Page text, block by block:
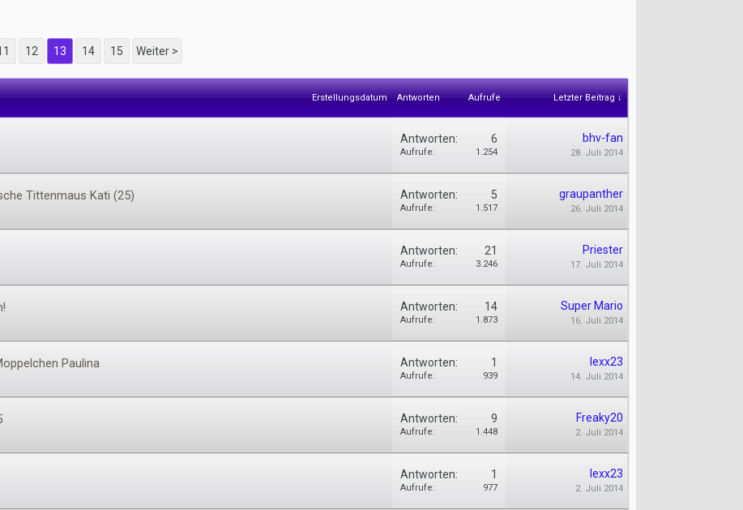
12 13 14 15 Weiter >
Erstellungsdatum Antworten Aufrufe Letzter Beitrag ↓
Antworten: 6
Aufrufe: 1.254
bhv-fan
28. Juli 2014
Tittenmaus Kati (25) Antworten: 5
Aufrufe: 1.517
graupanther
26. Juli 2014
Antworten: 21
Aufrufe: 3.246
Priester
17. Juli 2014
Antworten: 14
Aufrufe: 1.873
Super Mario
16. Juli 2014
Paulina Antworten: 1
Aufrufe: 939
lexx23
14. Juli 2014
Antworten: 9
Aufrufe: 1.448
Freaky20
2. Juli 2014
Antworten: 1
Aufrufe: 977
lexx23
2. Juli 2014